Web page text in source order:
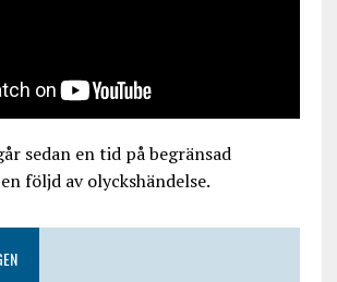
sedan en tid på begränsad
följd av olyckshändelse.